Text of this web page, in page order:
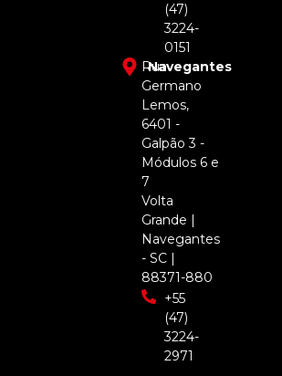
(47)
3224-
0151
Navegantes
Rua
Germano
Lemos,
6401 -
Galpão 3 -
Módulos 6 e
7
Volta
Grande |
Navegantes
- SC |
88371-880
+55
(47)
3224-
2971